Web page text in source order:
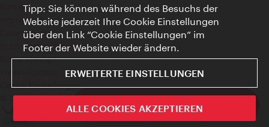
ivie - Die offizielle City Guide App
Kontakt
Impressum
Datenschutz
Nutzungsbedingungen
Barrierefreiheit
Cookie Einstellungen
© Copyright WienTourismus
Tipp: Sie können während des Besuchs der
Website jederzeit Ihre Cookie Einstellungen
über den Link “Cookie Einstellungen” im
Footer der Website wieder ändern.
ERWEITERTE EINSTELLUNGEN
ALLE COOKIES AKZEPTIEREN